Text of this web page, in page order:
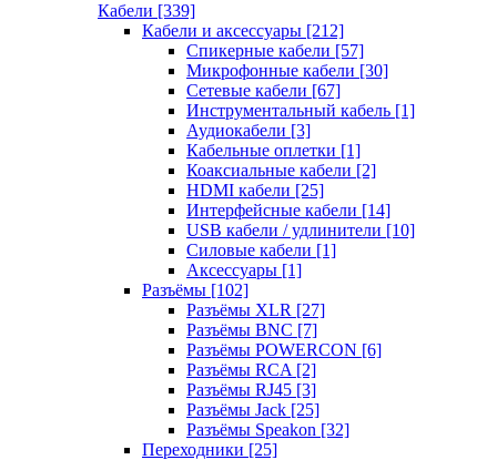
Кабели [339]
Кабели и аксессуары [212]
Спикерные кабели [57]
Микрофонные кабели [30]
Сетевые кабели [67]
Инструментальный кабель [1]
Аудиокабели [3]
Кабельные оплетки [1]
Коаксиальные кабели [2]
HDMI кабели [25]
Интерфейсные кабели [14]
USB кабели / удлинители [10]
Силовые кабели [1]
Аксессуары [1]
Разъёмы [102]
Разъёмы XLR [27]
Разъёмы BNC [7]
Разъёмы POWERCON [6]
Разъёмы RCA [2]
Разъёмы RJ45 [3]
Разъёмы Jack [25]
Разъёмы Speakon [32]
Переходники [25]